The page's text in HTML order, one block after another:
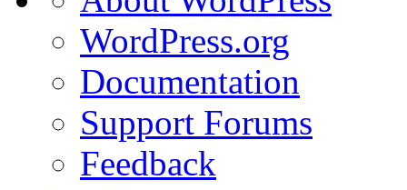
WordPress.org
Documentation
Support Forums
Feedback